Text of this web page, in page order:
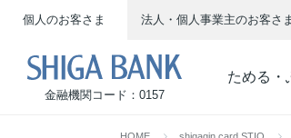
個人のお客さま 法人・個人事業主のお客さま
金融機関コード：0157
ためる・